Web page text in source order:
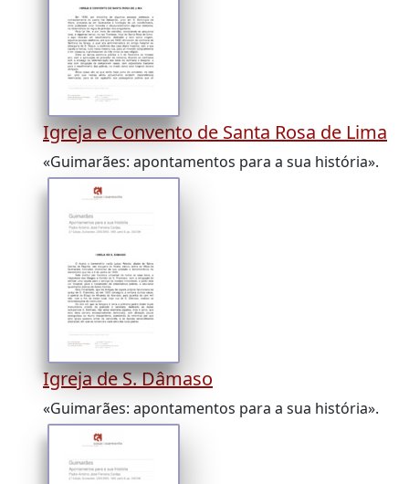
Igreja e Convento de Santa Rosa de Lima
«Guimarães: apontamentos para a sua história».
Igreja de S. Dâmaso
«Guimarães: apontamentos para a sua história».